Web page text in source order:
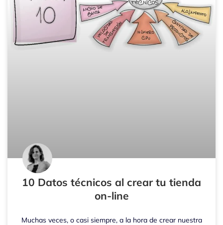
10 Datos técnicos al crear tu tienda
on-line
Muchas veces, o casi siempre, a la hora de crear nuestra